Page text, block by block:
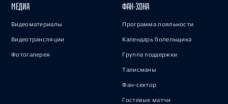
МЕДИА
Видеоматериалы
Видеотрансляции
Фотогалерея
ФАН-ЗОНА
Программа лояльности
Календарь болельщика
Группа поддержки
Талисманы
Фан-сектор
Гостевые матчи